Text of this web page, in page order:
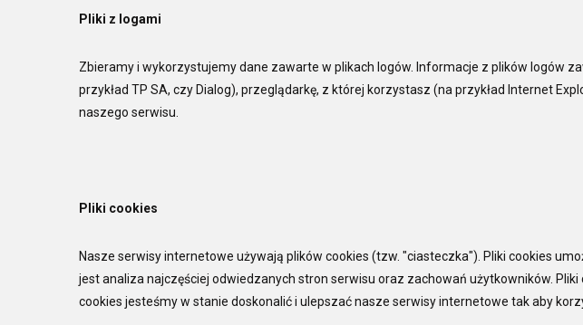
Pliki z logami
Zbieramy i wykorzystujemy dane zawarte w plikach logów. Informacje z plików logów
przykład TP SA, czy Dialog), przeglądarkę, z której korzystasz (na przykład Internet
naszego serwisu.
Pliki cookies
Nasze serwisy internetowe używają plików cookies (tzw. "ciasteczka"). Pliki cookies
jest analiza najczęściej odwiedzanych stron serwisu oraz zachowań użytkowników.
cookies jesteśmy w stanie doskonalić i ulepszać nasze serwisy internetowe tak aby